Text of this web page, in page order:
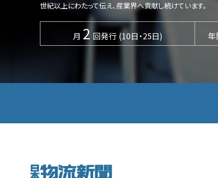
世紀以上にわたって伝え、産業界へ貢献し続けています。
月 2 回発行 (10日・25日)